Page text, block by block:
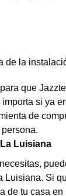
de la
que
si ya
de
Luisiana
Luisiana. Si
de tu casa